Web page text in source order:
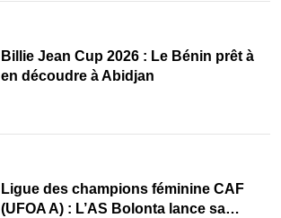
Billie Jean Cup 2026 : Le Bénin prêt à
en découdre à Abidjan
Ligue des champions féminine CAF
(UFOA A) : L’AS Bolonta lance sa